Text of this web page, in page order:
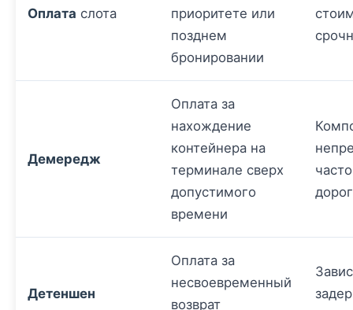
Оплата слота
приоритете или
позднем
бронировании
Демередж
Оплата за
нахождение
контейнера на
терминале сверх
допустимого
времени
Детеншен
Оплата за
несвоевременный
возврат